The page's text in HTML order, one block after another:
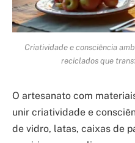
Criatividade e consciência
reciclados que
O artesanato com
unir criatividade e
de vidro, latas, caixas de